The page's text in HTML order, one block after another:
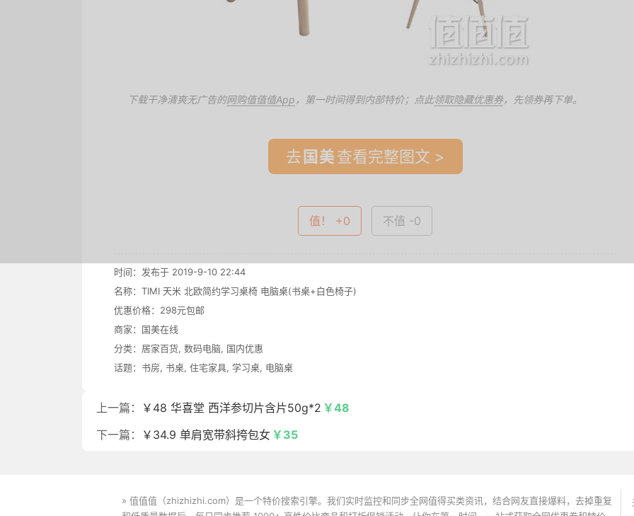
下载干净清爽无广告的网购值值值App ，第一时间得到内部特价；点此领取隐藏优惠券，先领券再下单。
去 查看完整图文 >
值！ +0 不值 -0
时间：发布于 2019-9-10 22:44
名称： TIMI 天米 北欧简约学习桌椅 电脑桌(书桌+白色椅子)
优惠价格： 298元包邮
商家： 国美在线
分类： 居家百货, 数码电脑, 国内优惠
话题： 书房, 书桌, 住宅家具, 学习桌, 电脑桌
上一篇： ￥48 华喜堂 西洋参切片含片50g*2 ￥48
下一篇：
￥34.9 单肩宽带斜挎包女 ￥35
» 值值值（zhizhizhi.com）是一个特价搜索引擎。我们实时监控和同步全网值得买类资讯，结合网友直接爆料，去掉重复